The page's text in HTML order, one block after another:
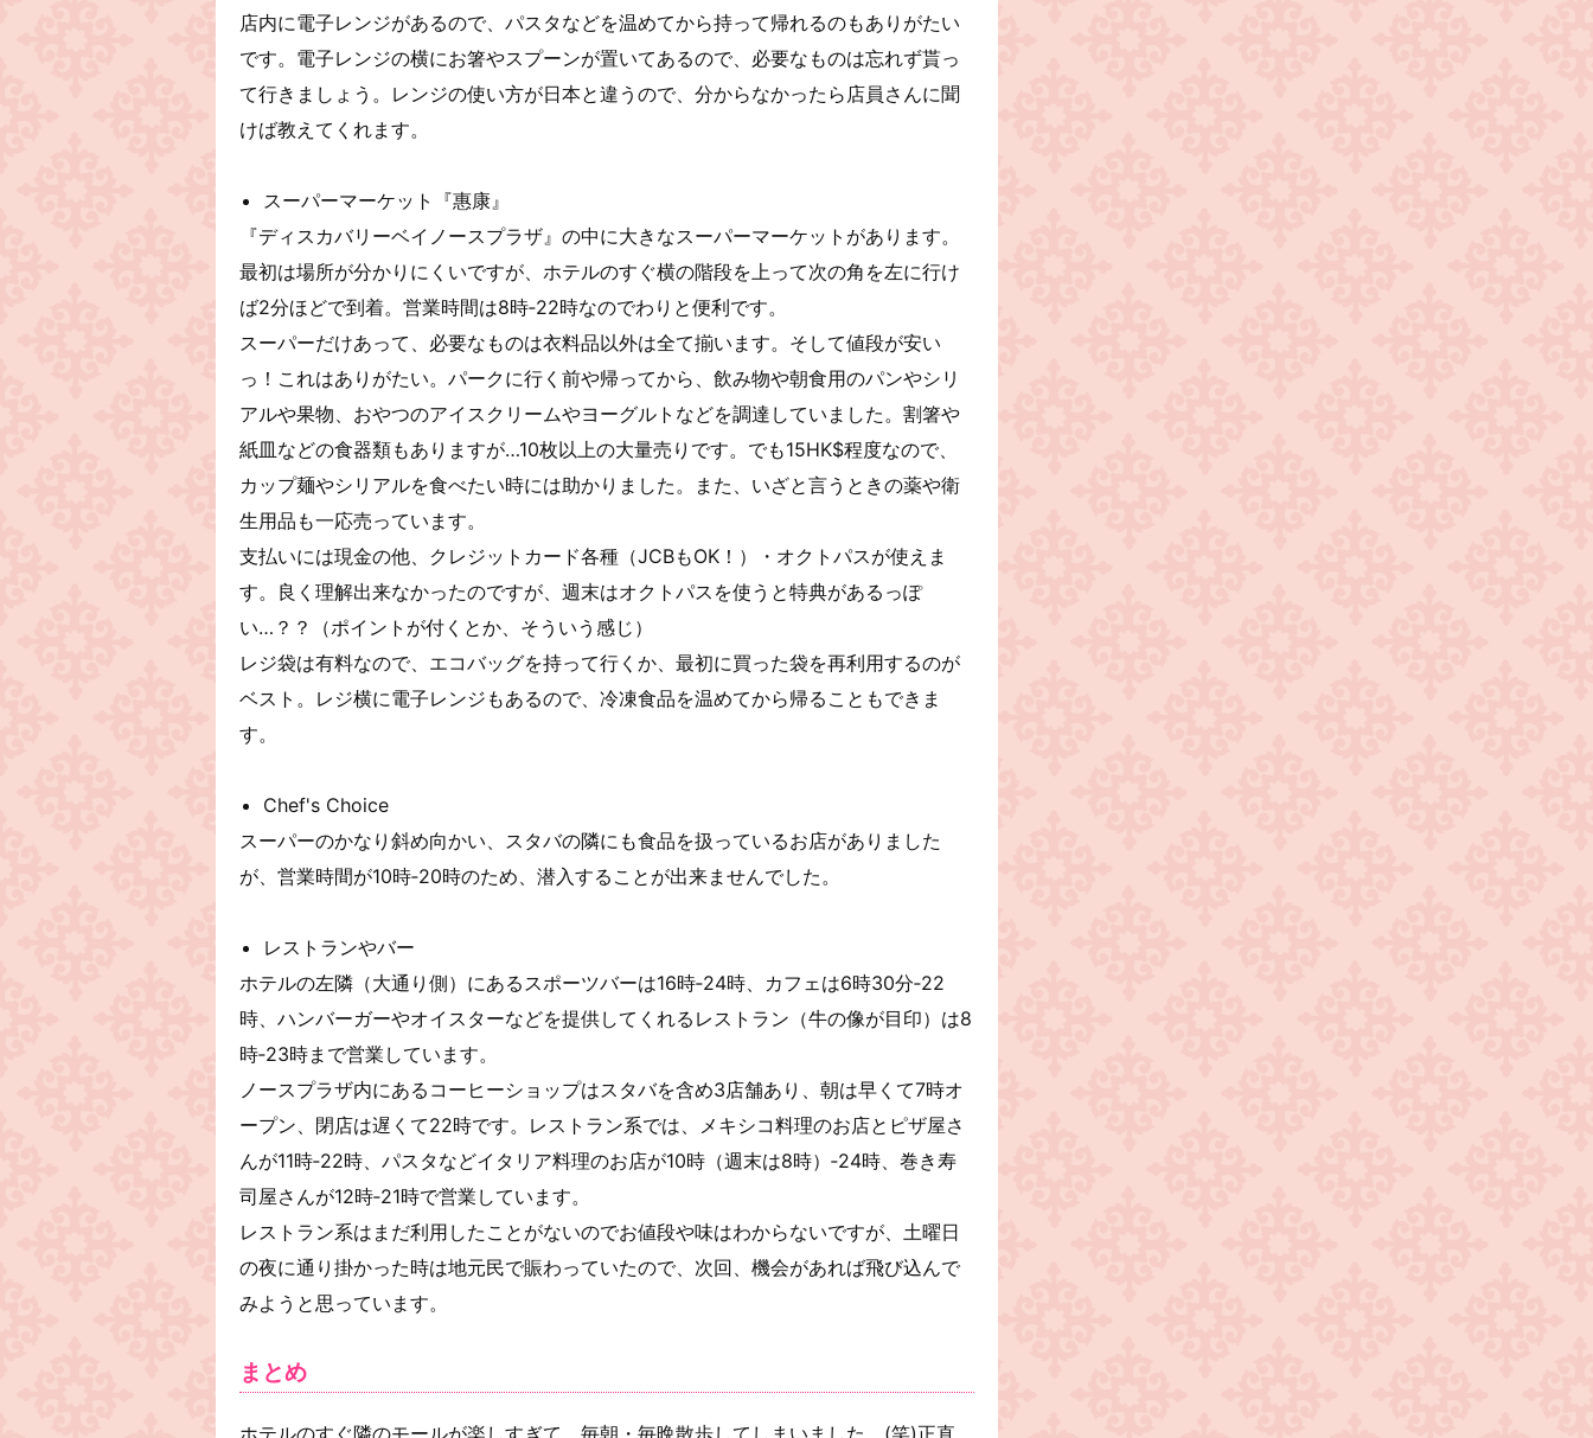
店内に電子レンジがあるので、パスタなどを温めてから持って帰れるのもありがたい
です。電子レンジの横にお箸やスプーンが置いてあるので、必要なものは忘れず貰っ
て行きましょう。レンジの使い方が日本と違うので、分からなかったら店員さんに聞
けば教えてくれます。
スーパーマーケット『惠康』
『ディスカバリーベイノースプラザ』の中に大きなスーパーマーケットがあります。
最初は場所が分かりにくいですが、ホテルのすぐ横の階段を上って次の角を左に行け
ば2分ほどで到着。営業時間は8時‐22時なのでわりと便利です。
スーパーだけあって、必要なものは衣料品以外は全て揃います。そして値段が安い
っ！これはありがたい。パークに行く前や帰ってから、飲み物や朝食用のパンやシリ
アルや果物、おやつのアイスクリームやヨーグルトなどを調達していました。割箸や
紙皿などの食器類もありますが…10枚以上の大量売りです。でも15HK$程度なので、
カップ麺やシリアルを食べたい時には助かりました。また、いざと言うときの薬や衛
生用品も一応売っています。
支払いには現金の他、クレジットカード各種（JCBもOK！）・オクトパスが使えま
す。良く理解出来なかったのですが、週末はオクトパスを使うと特典があるっぽ
い…？？（ポイントが付くとか、そういう感じ）
レジ袋は有料なので、エコバッグを持って行くか、最初に買った袋を再利用するのが
ベスト。レジ横に電子レンジもあるので、冷凍食品を温めてから帰ることもできま
す。
Chef's Choice
スーパーのかなり斜め向かい、スタバの隣にも食品を扱っているお店がありました
が、営業時間が10時‐20時のため、潜入することが出来ませんでした。
レストランやバー
ホテルの左隣（大通り側）にあるスポーツバーは16時‐24時、カフェは6時30分‐22
時、ハンバーガーやオイスターなどを提供してくれるレストラン（牛の像が目印）は8
時‐23時まで営業しています。
ノースプラザ内にあるコーヒーショップはスタバを含め3店舗あり、朝は早くて7時オ
ープン、閉店は遅くて22時です。レストラン系では、メキシコ料理のお店とピザ屋さ
んが11時‐22時、パスタなどイタリア料理のお店が10時（週末は8時）‐24時、巻き寿
司屋さんが12時‐21時で営業しています。
レストラン系はまだ利用したことがないのでお値段や味はわからないですが、土曜日
の夜に通り掛かった時は地元民で賑わっていたので、次回、機会があれば飛び込んで
みようと思っています。
まとめ
ホテルのすぐ隣のモールが楽しすぎて、毎朝・毎晩散歩してしまいました。(笑)正直、